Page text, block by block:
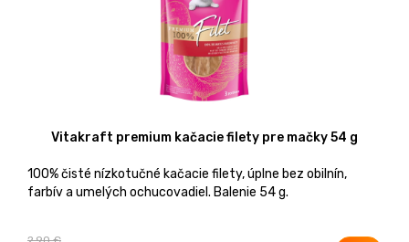
Vitakraft premium kačacie filety pre mačky 54 g
100% čisté nízkotučné kačacie filety, úplne bez obilnín,
farbív a umelých ochucovadiel. Balenie 54 g.